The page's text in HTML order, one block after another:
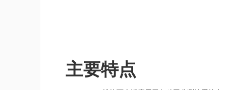
主要特点